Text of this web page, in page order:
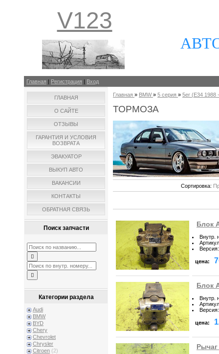
V123
Главная | Регистрация | Вход
ГЛАВНАЯ
О САЙТЕ
ОТЗЫВЫ
ГАРАНТИЯ И УСЛОВИЯ
ВОЗВРАТА
ЭВАКУАТОР
ВЫКУП АВТО
ВАКАНСИИ
КОНТАКТЫ
ОБРАТНАЯ СВЯЗЬ
Поиск запчасти
Категории раздела
Audi
BMW
BYD
Chery
Chevrolet
Chrysler
Citroen (2)
Главная » BMW » 5 серия » 5er (E34 1988
ТОРМОЗА
Сортировка:
Блок
Внутр.
Артикул
Версия:
цена:
Блок
Внутр.
Артикул
Версия:
цена: